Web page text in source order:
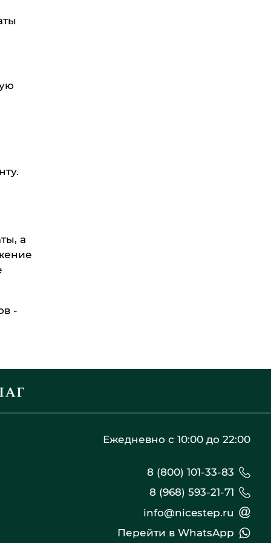
а
-
Ежедневно с 10:00 до 22:00
8 (800) 101-33-83
8 (968) 593-21-71
info@nicestep.ru
Перейти в WhatsApp